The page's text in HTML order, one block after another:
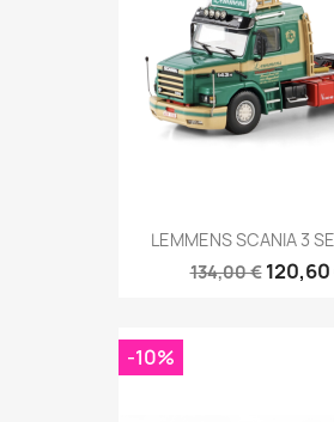
LEMMENS SCANIA 3
134,00 €
-10%